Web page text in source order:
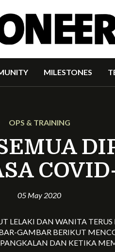
MILESTONES
OPS & TRAINING
05 May 2020
LELAKI DAN WANITA
GAMBAR BERIKUT
DAN KETIKA